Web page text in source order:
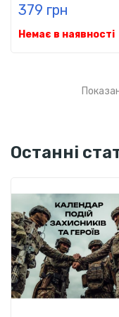
379 грн
Немає в наявності
Останні